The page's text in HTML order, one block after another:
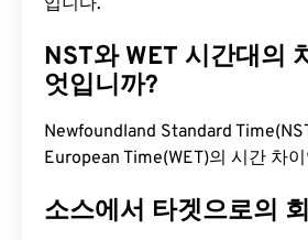
입니다.
NST와 WET 시간대의
엇입니까?
Newfoundland Standard
European Time(WET)의 시간 차
소스에서 타겟으로의